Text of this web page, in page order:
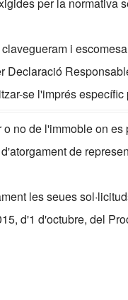
i
Declaració
se l'imprés
no de l'immoble on
de
les seues
d'1 d'octubre, del